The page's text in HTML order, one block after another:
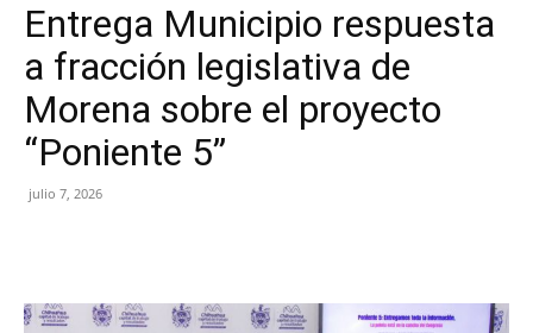
Entrega Municipio respuesta
a fracción legislativa de
Morena sobre el proyecto
“Poniente 5”
julio 7, 2026